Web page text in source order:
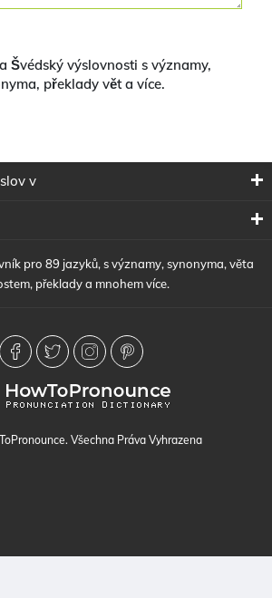
Švédský výslovnosti s významy,
překlady vět a více.
v
pro 89 jazyků, s významy, synonyma, věta
překlady a mnohem více.
Všechna Práva Vyhrazena